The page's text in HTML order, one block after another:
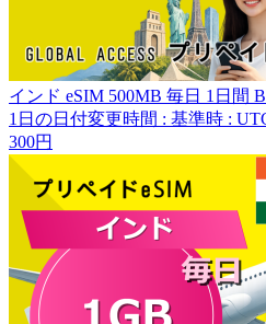
インド eSIM 500MB 毎日 1日間
1日の日付変更時間 : 基準時 :
300円